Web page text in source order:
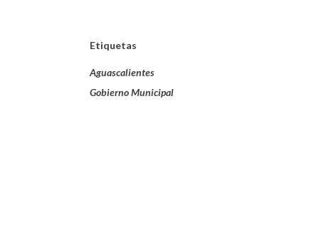
Etiquetas
Aguascalientes
Gobierno Municipal